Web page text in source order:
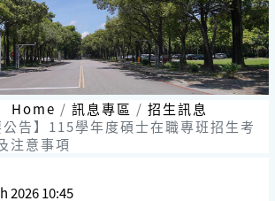
Home 訊息專區
招生訊息
公告】115學年度碩士在職專班招生考
注意事項
2026 10:45